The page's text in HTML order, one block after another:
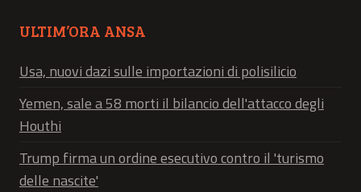
ULTIM’ORA ANSA
Usa, nuovi dazi sulle importazioni di polisilicio
Yemen, sale a 58 morti il bilancio dell'attacco degli
Houthi
Trump firma un ordine esecutivo contro il 'turismo
delle nascite'